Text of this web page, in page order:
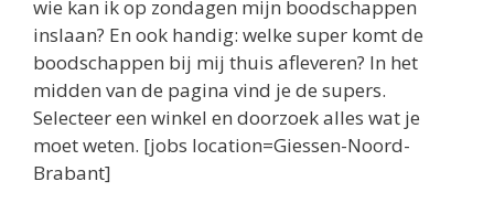
wie kan ik op zondagen mijn boodschappen
inslaan? En ook handig: welke super komt de
boodschappen bij mij thuis afleveren? In het
midden van de pagina vind je de supers.
Selecteer een winkel en doorzoek alles wat je
moet weten. [jobs location=Giessen-Noord-
Brabant]